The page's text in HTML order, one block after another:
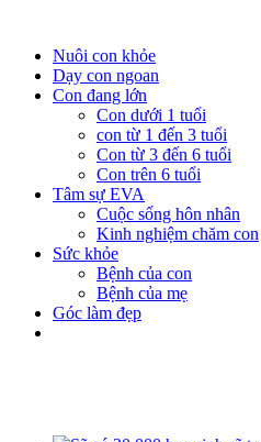
Nuôi con khỏe
Dạy con ngoan
Con đang lớn
Con dưới 1 tuổi
con từ 1 đến 3 tuổi
Con từ 3 đến 6 tuổi
Con trên 6 tuổi
Tâm sự EVA
Cuộc sống hôn nhân
Kinh nghiệm chăm con
Sức khỏe
Bệnh của con
Bệnh của mẹ
Góc làm đẹp